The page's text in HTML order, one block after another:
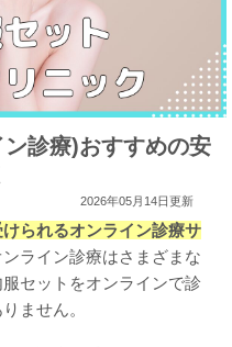
診療)おすすめの安
2026年05月14日更新
られるオンライン診療サ
ライン診療はさまざまな
セットをオンラインで診
ません。